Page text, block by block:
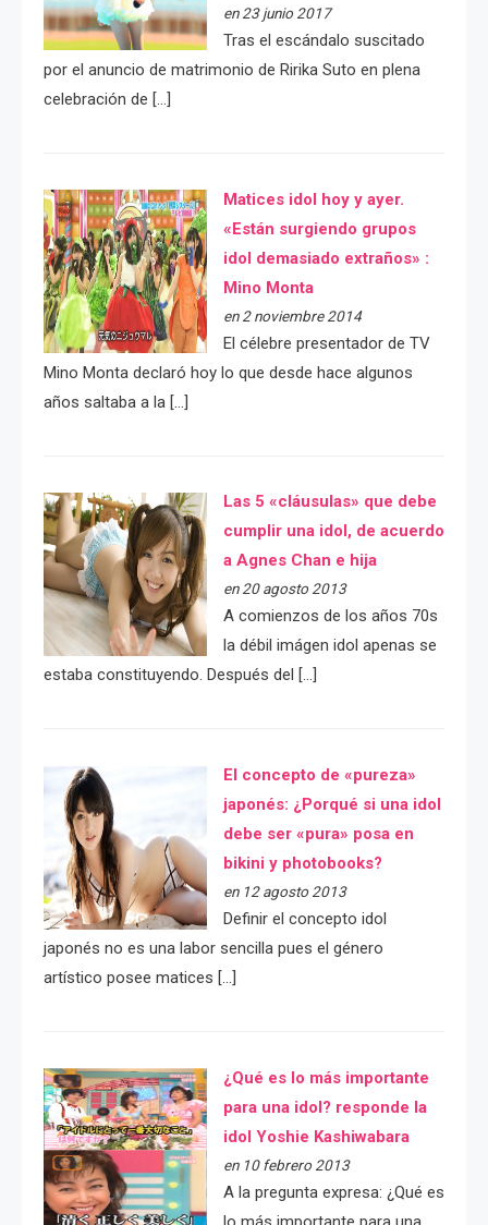
en 23 junio 2017
Tras el escándalo suscitado
por el anuncio de matrimonio de Ririka Suto en plena
celebración de […]
Matices idol hoy y ayer.
«Están surgiendo grupos
idol demasiado extraños» :
Mino Monta
en 2 noviembre 2014
El célebre presentador de TV
Mino Monta declaró hoy lo que desde hace algunos
años saltaba a la […]
Las 5 «cláusulas» que debe
cumplir una idol, de acuerdo
a Agnes Chan e hija
en 20 agosto 2013
A comienzos de los años 70s
la débil imágen idol apenas se
estaba constituyendo. Después del […]
El concepto de «pureza»
japonés: ¿Porqué si una idol
debe ser «pura» posa en
bikini y photobooks?
en 12 agosto 2013
Definir el concepto idol
japonés no es una labor sencilla pues el género
artístico posee matices […]
¿Qué es lo más importante
para una idol? responde la
idol Yoshie Kashiwabara
en 10 febrero 2013
A la pregunta expresa: ¿Qué es